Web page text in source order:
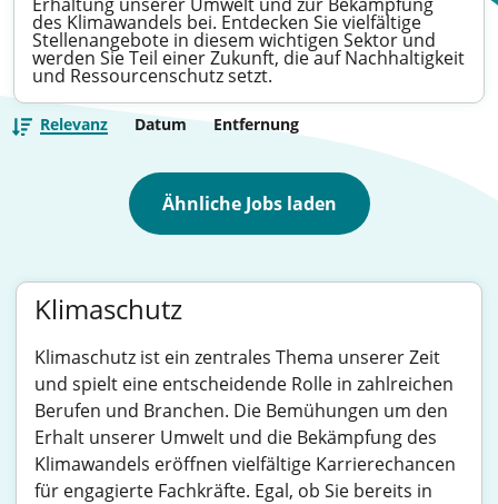
des Klimawandels bei. Entdecken Sie vielfältige
Stellenangebote in diesem wichtigen Sektor und
werden Sie Teil einer Zukunft, die auf Nachhaltigkeit
und Ressourcenschutz setzt.
Relevanz Datum Entfernung
Ähnliche Jobs laden
Klimaschutz
Klimaschutz ist ein zentrales Thema unserer Zeit
und spielt eine entscheidende Rolle in zahlreichen
Berufen und Branchen. Die Bemühungen um den
Erhalt unserer Umwelt und die Bekämpfung des
Klimawandels eröffnen vielfältige Karrierechancen
für engagierte Fachkräfte. Egal, ob Sie bereits in